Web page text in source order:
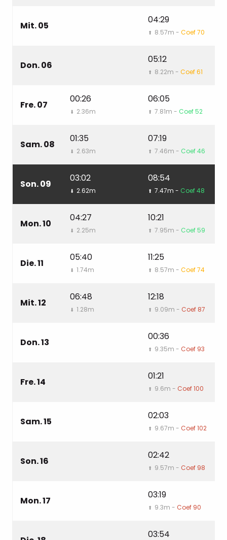
Mit. 05
04:29
⬆ 8.57m - Coef 70
Don. 06
05:12
⬆ 8.22m - Coef 61
Fre. 07
00:26
⬇ 2.36m
06:05
⬆ 7.81m - Coef 52
Sam. 08
01:35
⬇ 2.63m
07:19
⬆ 7.46m - Coef 46
Son. 09
03:02
⬇ 2.62m
08:54
⬆ 7.47m - Coef 48
Mon. 10
04:27
⬇ 2.25m
10:21
⬆ 7.95m - Coef 59
Die. 11
05:40
⬇ 1.74m
11:25
⬆ 8.57m - Coef 74
Mit. 12
06:48
⬇ 1.28m
12:18
⬆ 9.09m - Coef 87
Don. 13
00:36
⬆ 9.35m - Coef 93
Fre. 14
01:21
⬆ 9.6m - Coef 100
Sam. 15
02:03
⬆ 9.67m - Coef 102
Son. 16
02:42
⬆ 9.57m - Coef 98
Mon. 17
03:19
⬆ 9.3m - Coef 90
03:54